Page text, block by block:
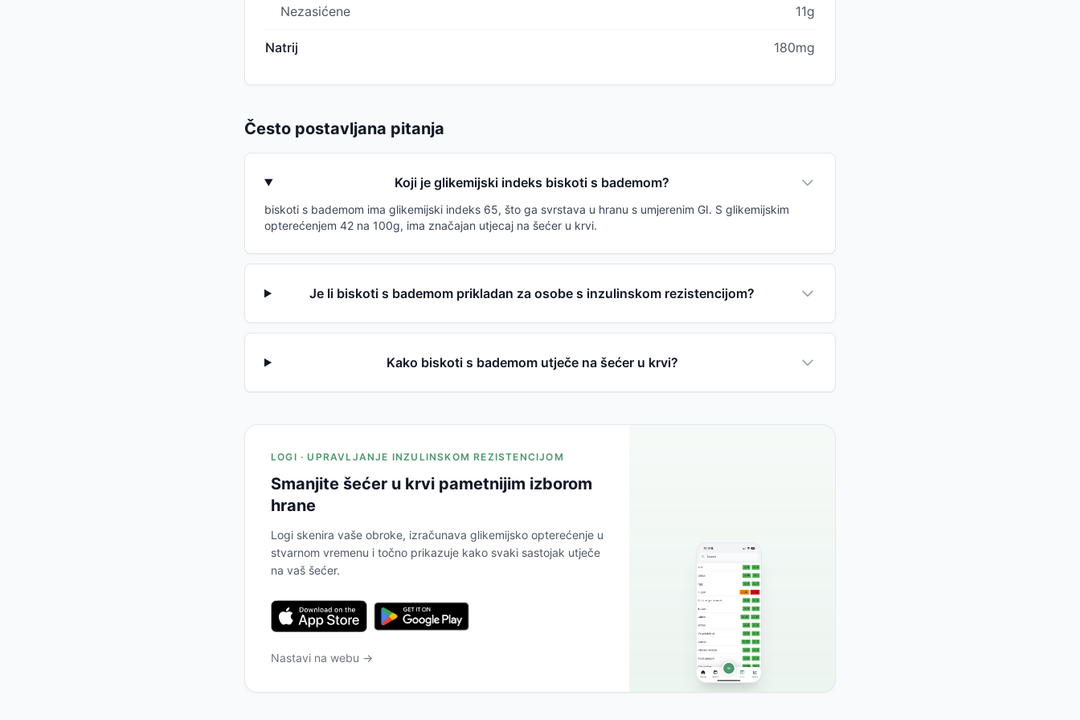
Nezasićene 11g
Natrij 180mg
Često postavljana pitanja
Koji je glikemijski indeks biskoti s bademom?
biskoti s bademom ima glikemijski indeks 65, što ga svrstava u hranu s umjerenim GI. S glikemijskim
opterećenjem 42 na 100g, ima značajan utjecaj na šećer u krvi.
Je li biskoti s bademom prikladan za osobe s inzulinskom rezistencijom?
Kako biskoti s bademom utječe na šećer u krvi?
LOGI · UPRAVLJANJE INZULINSKOM REZISTENCIJOM
Smanjite šećer u krvi pametnijim izborom
hrane
Logi skenira vaše obroke, izračunava glikemijsko opterećenje u
stvarnom vremenu i točno prikazuje kako svaki sastojak utječe
na vaš šećer.
Nastavi na webu →